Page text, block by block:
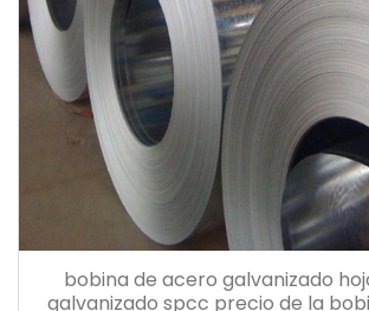
bobina de acero galvanizado
galvanizado spcc precio de la